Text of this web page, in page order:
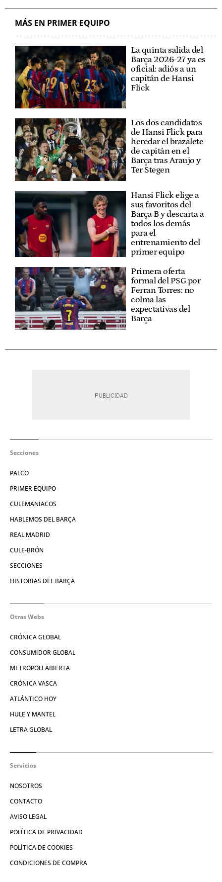
MÁS EN PRIMER EQUIPO
La quinta salida del
Barça 2026-27 ya es
oficial: adiós a un
capitán de Hansi
Flick
Los dos candidatos
de Hansi Flick para
heredar el brazalete
de capitán en el
Barça tras Araujo y
Ter Stegen
Hansi Flick elige a
sus favoritos del
Barça B y descarta a
todos los demás
para el
entrenamiento del
primer equipo
Primera oferta
formal del PSG por
Ferran Torres: no
colma las
expectativas del
Barça
Secciones
PALCO
PRIMER EQUIPO
CULEMANIACOS
HABLEMOS DEL BARÇA
REAL MADRID
CULE-BRÓN
SECCIONES
HISTORIAS DEL BARÇA
Otras Webs
CRÓNICA GLOBAL
CONSUMIDOR GLOBAL
METROPOLI ABIERTA
CRÓNICA VASCA
ATLÁNTICO HOY
HULE Y MANTEL
LETRA GLOBAL
Servicios
NOSOTROS
CONTACTO
AVISO LEGAL
POLÍTICA DE PRIVACIDAD
POLÍTICA DE COOKIES
CONDICIONES DE COMPRA